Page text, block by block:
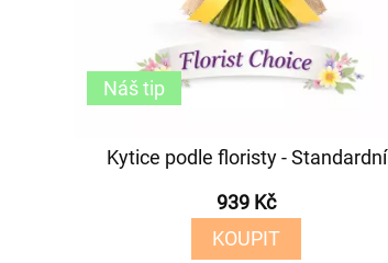
Kytice podle floristy - Standardní
939 Kč
KOUPIT
Náš tip